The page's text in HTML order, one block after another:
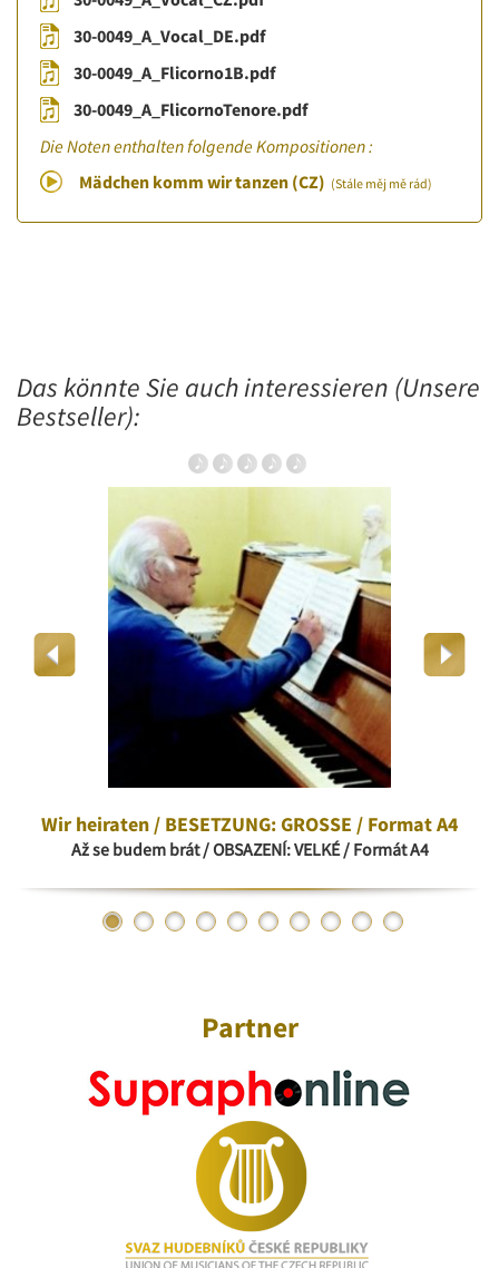
30-0049_A_Vocal_DE.pdf
30-0049_A_Flicorno1B.pdf
30-0049_A_FlicornoTenore.pdf
Die Noten enthalten folgende Kompositionen :
Mädchen komm wir tanzen (CZ) (Stále měj mě rád)
Das könnte Sie auch interessieren (Unsere
Bestseller):
Wir heiraten / BESETZUNG: GROSSE / Format A4
Až se budem brát / OBSAZENÍ: VELKÉ / Formát A4
Partner